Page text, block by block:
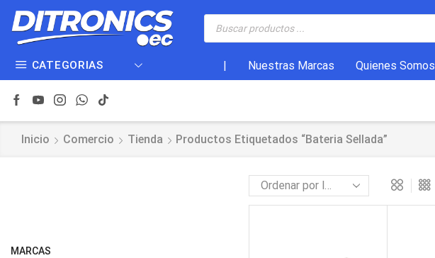
CATEGORIAS Nuestras Marcas Quienes Somos
Inicio Comercio Tienda Productos Etiquetados “bateria Sellada”
MARCAS